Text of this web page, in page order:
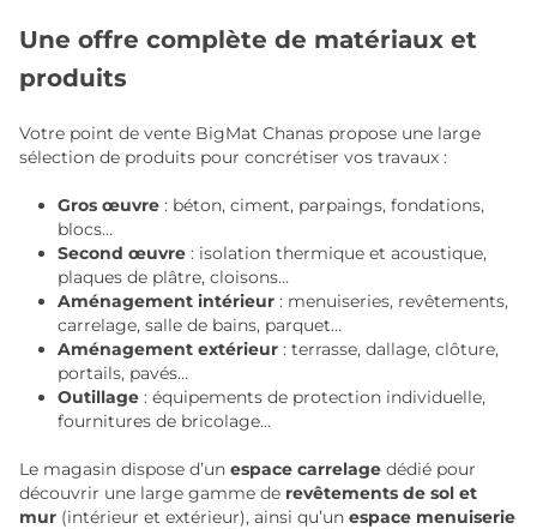
Une offre complète de matériaux et
produits
Votre point de vente BigMat Chanas propose une large
sélection de produits pour concrétiser vos travaux :
Gros œuvre : béton, ciment, parpaings, fondations,
blocs…
Second œuvre : isolation thermique et acoustique,
plaques de plâtre, cloisons…
Aménagement intérieur : menuiseries, revêtements,
carrelage, salle de bains, parquet…
Aménagement extérieur : terrasse, dallage, clôture,
portails, pavés…
Outillage : équipements de protection individuelle,
fournitures de bricolage…
Le magasin dispose d’un espace carrelage dédié pour
découvrir une large gamme de revêtements de sol et
mur (intérieur et extérieur), ainsi qu’un espace menuiserie